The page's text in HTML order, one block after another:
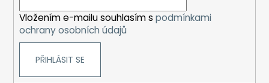
e
Vložením e-mailu souhlasím s podmínkami
ochrany osobních údajů
PŘIHLÁSIT SE